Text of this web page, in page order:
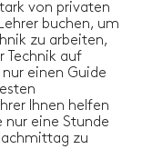
von privaten
buchen, um
zu arbeiten,
Technik auf
einen Guide
Ihnen helfen
nur eine Stunde
zu